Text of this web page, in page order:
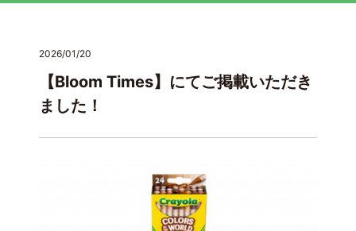
2026/01/20
【Bloom Times】にてご掲載いただき
ました！